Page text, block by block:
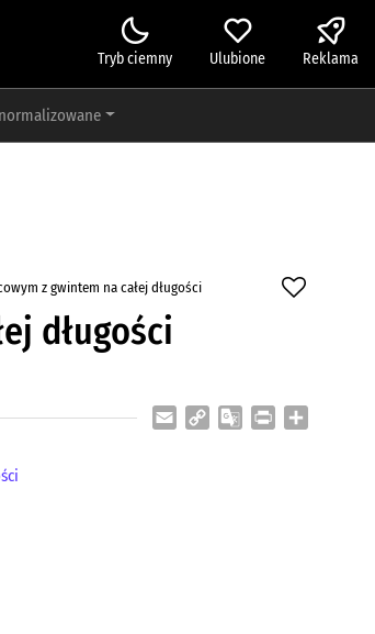
Tryb ciemny Ulubione Reklama
z gwintem na całej długości
długości
Email
Copy
GooglePrint